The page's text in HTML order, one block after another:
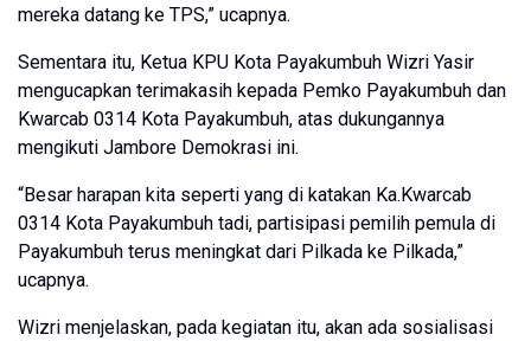
mereka datang ke TPS,” ucapnya.
Sementara itu, Ketua KPU Kota Payakumbuh Wizri Yasir
mengucapkan terimakasih kepada Pemko Payakumbuh dan
Kwarcab 0314 Kota Payakumbuh, atas dukungannya
mengikuti Jambore Demokrasi ini.
“Besar harapan kita seperti yang di katakan Ka.Kwarcab
0314 Kota Payakumbuh tadi, partisipasi pemilih pemula di
Payakumbuh terus meningkat dari Pilkada ke Pilkada,”
ucapnya.
Wizri menjelaskan, pada kegiatan itu, akan ada sosialisasi